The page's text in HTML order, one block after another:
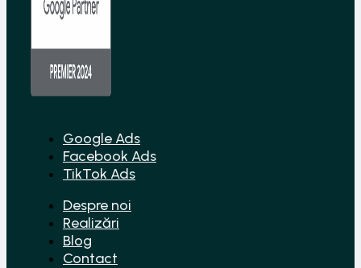
Google Ads
Facebook Ads
TikTok Ads
Despre noi
Realizări
Blog
Contact